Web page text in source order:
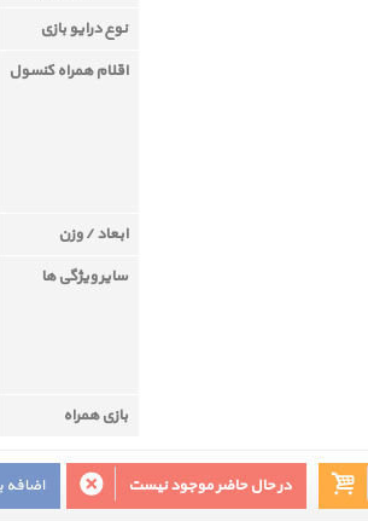
نوع درایو بازی
اقلام همراه کنسول
ابعاد / وزن
سایر ویژگی ها
بازی همراه
اضافه در حال حاضر موجود نیست